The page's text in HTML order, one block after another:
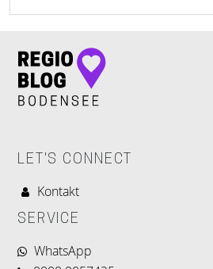
LET'S CONNECT
Kontakt
SERVICE
WhatsApp